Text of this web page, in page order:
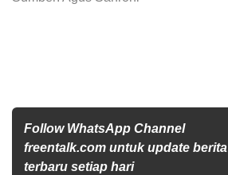
Follow WhatsApp Channel
freentalk.com untuk update berita
terbaru setiap hari